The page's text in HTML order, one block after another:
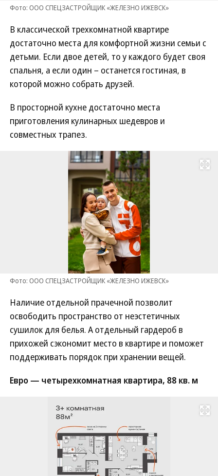
Фото: ООО СПЕЦЗАСТРОЙЩИК «ЖЕЛЕЗНО ИЖЕВСК»
В классической трехкомнатной квартире
достаточно места для комфортной жизни семьи с
детьми. Если двое детей, то у каждого будет своя
спальня, а если один – останется гостиная, в
которой можно собрать друзей.
В просторной кухне достаточно места
приготовления кулинарных шедевров и
совместных трапез.
Развернуть
Фото: ООО СПЕЦЗАСТРОЙЩИК «ЖЕЛЕЗНО ИЖЕВСК»
Наличие отдельной прачечной позволит
освободить пространство от неэстетичных
сушилок для белья. А отдельный гардероб в
прихожей сэкономит место в квартире и поможет
поддерживать порядок при хранении вещей.
Евро — четырехкомнатная квартира, 88 кв. м
Развернуть